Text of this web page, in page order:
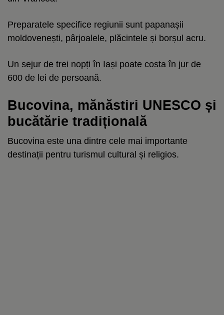
Preparatele specifice regiunii sunt papanașii
moldovenești, pârjoalele, plăcintele și borșul acru.
Un sejur de trei nopți în Iași poate costa în jur de
600 de lei de persoană.
Bucovina, mănăstiri UNESCO și
bucătărie tradițională
Bucovina este una dintre cele mai importante
destinații pentru turismul cultural și religios.